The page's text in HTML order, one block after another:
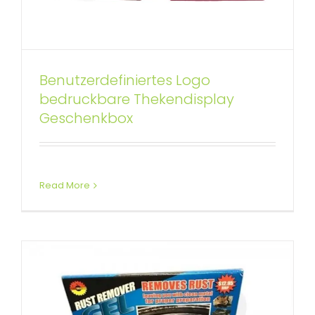
Benutzerdefiniertes Logo
bedruckbare Thekendisplay
Geschenkbox
Read More
Thekendisplay Rostlösegel